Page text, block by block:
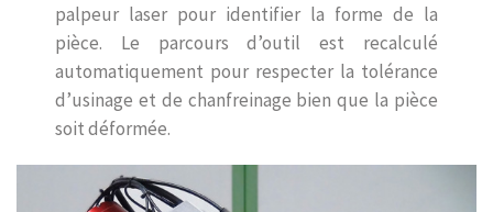
palpeur laser pour identifier la forme de la
pièce. Le parcours d’outil est recalculé
automatiquement pour respecter la tolérance
d’usinage et de chanfreinage bien que la pièce
soit déformée.